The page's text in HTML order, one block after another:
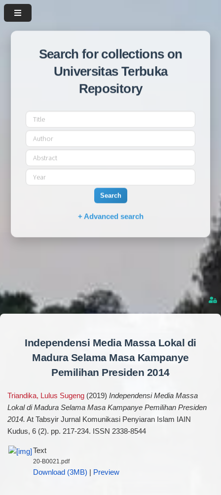
Search for collections on
Universitas Terbuka
Repository
Search
+ Advanced search
Independensi Media Massa Lokal di
Madura Selama Masa Kampanye
Pemilihan Presiden 2014
Triandika, Lulus Sugeng(2019) Independensi Media Massa
Lokal di Madura Selama Masa Kampanye Pemilihan Presiden
2014. At Tabsyir Jurnal Komunikasi Penyiaran Islam IAIN
Kudus, 6 (2). pp. 217-234. ISSN 2338-8544
Text
20-B0021.pdf
Download (3MB) Preview